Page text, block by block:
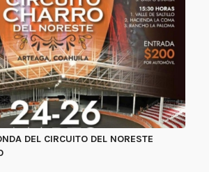
DEL CIRCUITO DEL NORESTE